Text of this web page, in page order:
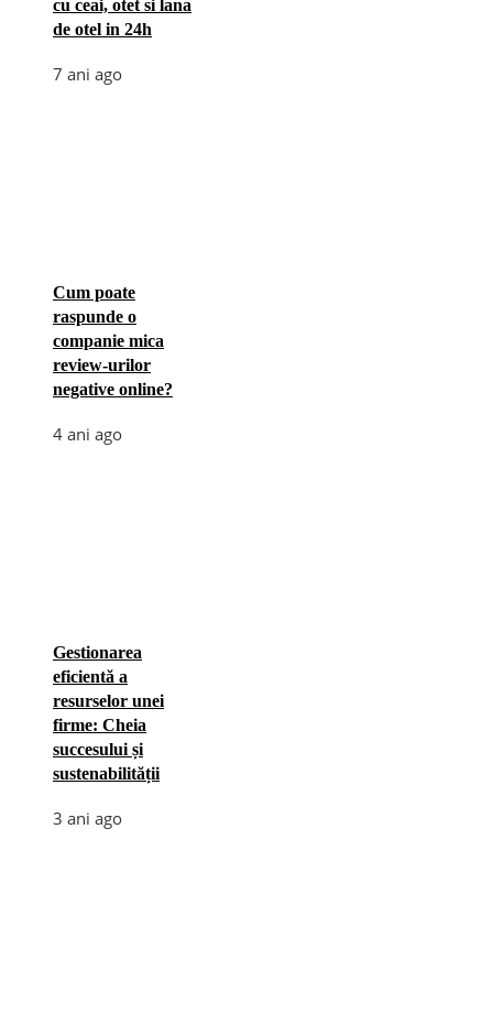
cu ceai, otet si lana
de otel in 24h
7 ani ago
Cum poate
raspunde o
companie mica
review-urilor
negative online?
4 ani ago
Gestionarea
eficientă a
resurselor unei
firme: Cheia
succesului și
sustenabilității
3 ani ago